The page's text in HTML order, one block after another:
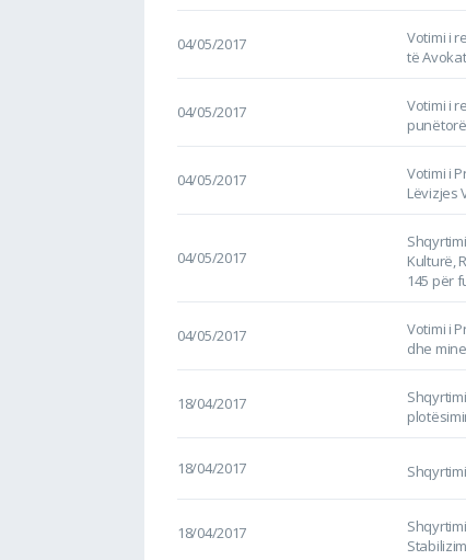
04/05/2017
Votimi i
të
04/05/2017
Votimi i
04/05/2017
Votimi i
Lëvizjes
04/05/2017
Kulturë,
145 për
04/05/2017
Votimi i
dhe
18/04/2017
18/04/2017
18/04/2017